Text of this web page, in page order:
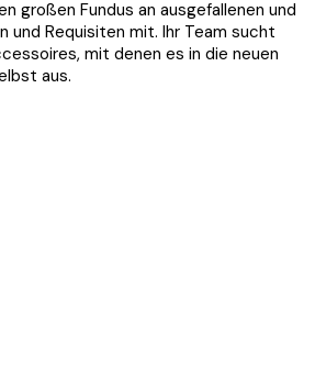
großen Fundus an ausgefallenen und
und Requisiten mit. Ihr Team sucht
mit denen es in die neuen
aus.